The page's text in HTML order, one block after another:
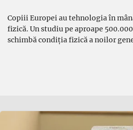
Copiii Europei au tehnologia în
fizică. Un studiu pe aproape
schimbă condiția fizică a noilor